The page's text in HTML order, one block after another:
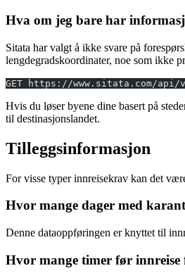
Hva om jeg bare har
Sitata har valgt å ikke svare på
lengdegradskoordinater, noe som ikke
GET https://www.sitata.com/api/
Hvis du løser byene dine basert på
til destinasjonslandet.
Tilleggsinformasjon
For visse typer innreisekrav kan det
Hvor mange dager med
Denne dataoppføringen er knyttet til
Hvor mange timer før innreise